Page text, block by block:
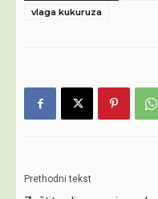
vlaga kukuruza
Prethodni tekst